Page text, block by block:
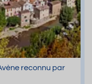
reconnu par